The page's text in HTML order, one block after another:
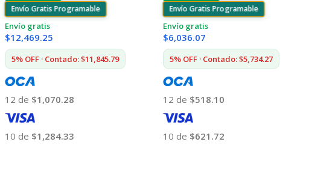
Envío Gratis Programable
Envío gratis
$12,469.25
5% OFF · Contado: $11,845.79
12 de $1,070.28
10 de $1,284.33
Envío Gratis Programable
Envío gratis
$6,036.07
5% OFF · Contado: $5,734.27
12 de $518.10
10 de $621.72